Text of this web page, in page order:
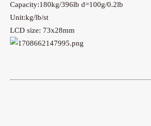
Capacity:180kg/396lb d=100g/0.2lb
Unit:kg/lb/st
LCD size: 73x28mm